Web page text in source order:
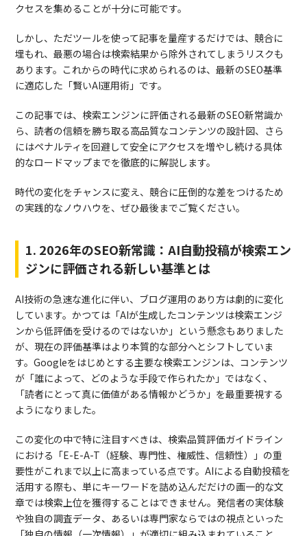
クセスを集めることが十分に可能です。
しかし、ただツールを使って記事を量産するだけでは、競合に
埋もれ、最悪の場合は検索結果から除外されてしまうリスクも
あります。これからの時代に求められるのは、最新のSEO基準
に適応した「賢いAI運用術」です。
この記事では、検索エンジンに評価される最新のSEO新常識か
ら、読者の信頼を勝ち取る高品質なコンテンツの設計図、さら
にはペナルティを回避して安全にアクセスを増やし続ける具体
的なロードマップまでを徹底的に解説します。
時代の変化をチャンスに変え、競合に圧倒的な差をつけるため
の実践的なノウハウを、ぜひ最後までご覧ください。
1. 2026年のSEO新常識：AI自動投稿が検索エン
ジンに評価される新しい基準とは
AI技術の急速な進化に伴い、ブログ運用のあり方は劇的に変化
しています。かつては「AIが生成したコンテンツは検索エンジ
ンから低評価を受けるのではないか」という懸念もありました
が、現在の評価基準はより本質的な部分へとシフトしていま
す。Googleをはじめとする主要な検索エンジンは、コンテンツ
が「誰によって、どのような手段で作られたか」ではなく、
「読者にとって真に価値がある情報かどうか」を最重要視する
ようになりました。
この変化の中で特に注目すべきは、検索品質評価ガイドライン
における「E-E-A-T（経験、専門性、権威性、信頼性）」の重
要性がこれまで以上に高まっている点です。AIによる自動投稿を
活用する際も、単にキーワードを詰め込んだだけの画一的な文
章では検索上位を獲得することはできません。発信者の実体験
や独自の調査データ、あるいは専門家ならではの視点といった